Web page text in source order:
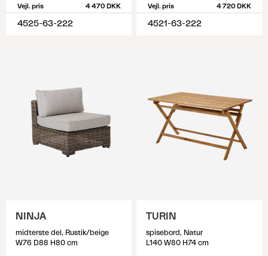
Vejl. pris 4 470 DKK
4525-63-222
Vejl. pris 4 720 DKK
4521-63-222
NINJA
midterste del, Rustik/beige
W76 D88 H80 cm
TURIN
spisebord, Natur
L140 W80 H74 cm